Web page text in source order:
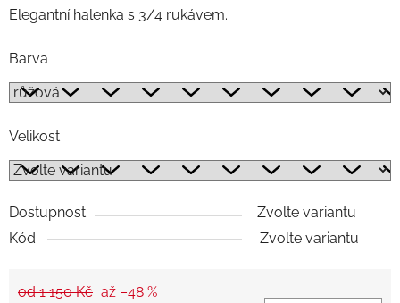
Elegantní halenka s 3/4 rukávem.
Barva
Velikost
Dostupnost
Zvolte variantu
Kód:
Zvolte variantu
od 1 150 Kč až –48 %